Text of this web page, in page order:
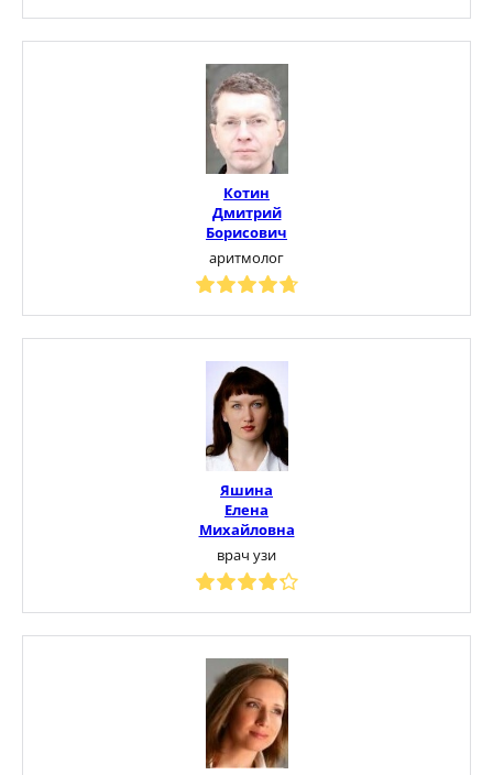
Котин
Дмитрий
Борисович
аритмолог
Яшина
Елена
Михайловна
врач узи